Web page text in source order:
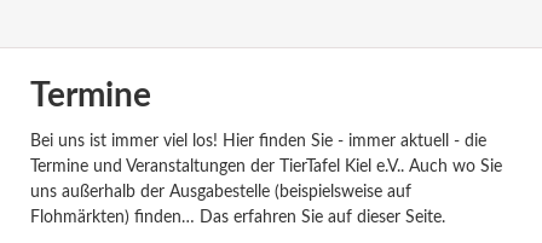
Termine
Bei uns ist immer viel los! Hier finden Sie - immer aktuell - die
Termine und Veranstaltungen der TierTafel Kiel e.V.. Auch wo Sie
uns außerhalb der Ausgabestelle (beispielsweise auf
Flohmärkten) finden… Das erfahren Sie auf dieser Seite.